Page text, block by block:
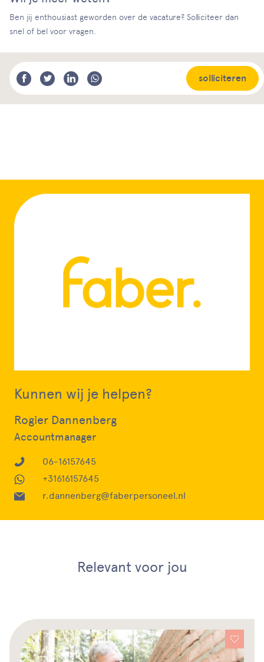
Ben jij enthousiast geworden over de vacature? Solliciteer dan
snel of bel voor vragen.
solliciteren
Kunnen wij je helpen?
Rogier Dannenberg
Accountmanager
06-16157645
+31616157645
r.dannenberg@faberpersoneel.nl
Relevant voor jou